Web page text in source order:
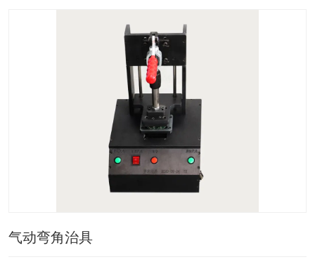
气动弯角治具